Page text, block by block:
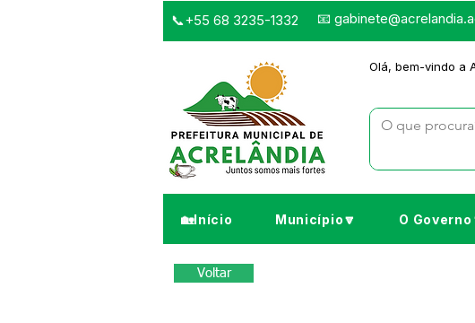
📞+55 68 3235-1332 📧
Olá, bem-vindo a
🏡Início Município🔽 O
Voltar